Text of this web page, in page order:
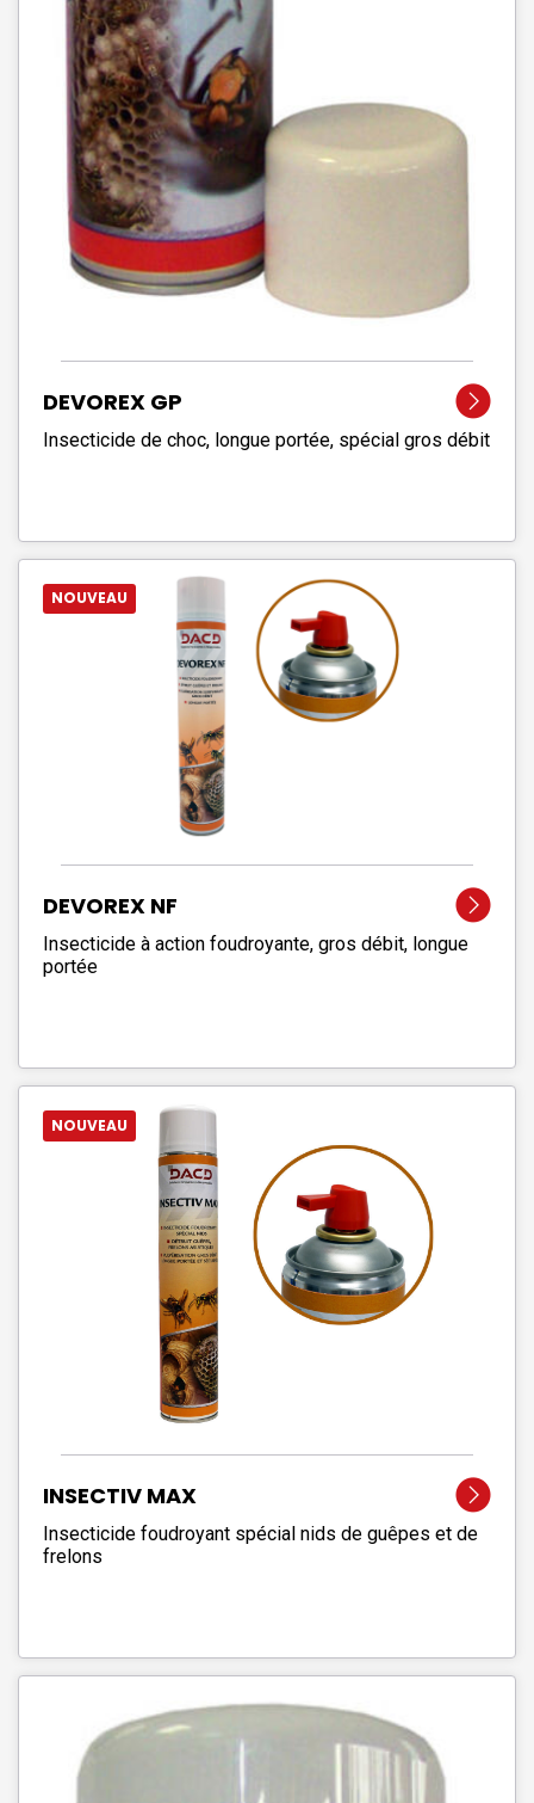
DEVOREX GP
Insecticide de choc, longue portée, spécial gros débit
NOUVEAU
DEVOREX NF
Insecticide à action foudroyante, gros débit, longue
portée
NOUVEAU
INSECTIV MAX
Insecticide foudroyant spécial nids de guêpes et de
frelons